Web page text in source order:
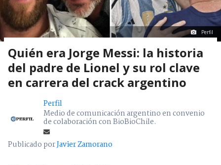
Perfil
Quién era Jorge Messi: la historia
del padre de Lionel y su rol clave
en carrera del crack argentino
Perfil
Medio de comunicación argentino en convenio
de colaboración con BioBioChile.
Publicado porJavier Zamorano